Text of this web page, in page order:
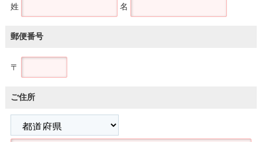
姓 名
郵便番号
〒
ご住所